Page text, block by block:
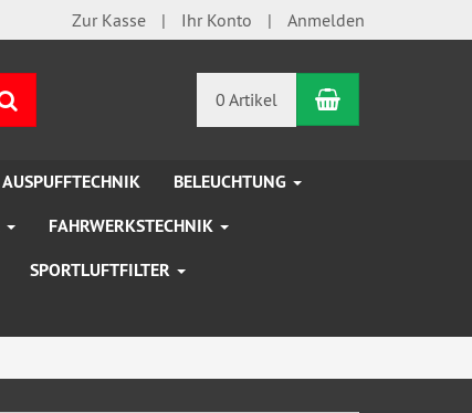
Zur Kasse Ihr Konto Anmelden
0 Artikel Warenkorb
AUSPUFFTECHNIK
BELEUCHTUNG
FAHRWERKSTECHNIK
SPORTLUFTFILTER